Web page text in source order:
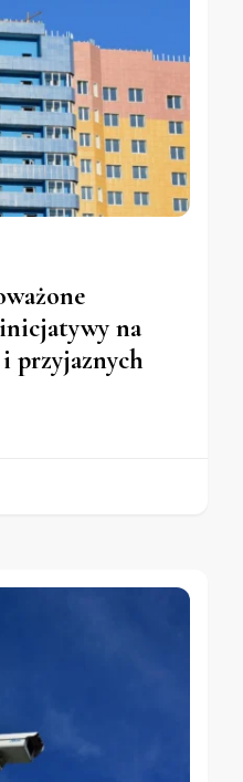
na
i przyjaznych